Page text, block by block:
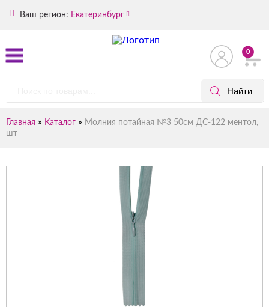
Ваш регион: Екатеринбург
0
Главная » Каталог » Молния потайная №3 50см ДС-122 ментол,
шт